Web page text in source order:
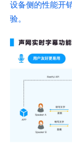
设备侧的性能开
验。